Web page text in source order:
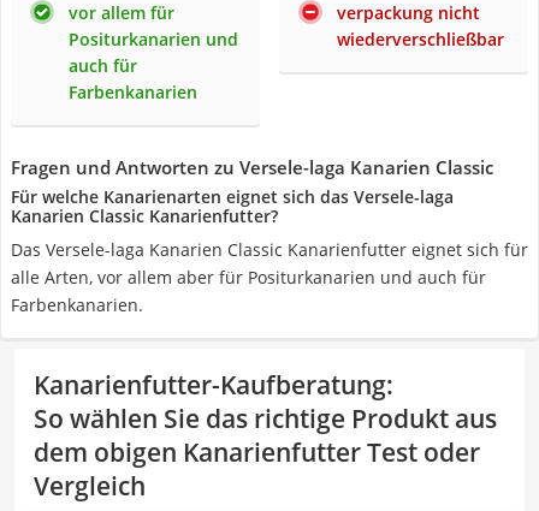
vor allem für
Positurkanarien und
auch für
Farbenkanarien
verpackung nicht
wiederverschließbar
Fragen und Antworten zu Versele-laga Kanarien Classic
Für welche Kanarienarten eignet sich das Versele-laga
Kanarien Classic Kanarienfutter?
Das Versele-laga Kanarien Classic Kanarienfutter eignet sich für
alle Arten, vor allem aber für Positurkanarien und auch für
Farbenkanarien.
Kanarienfutter-Kaufberatung:
So wählen Sie das richtige Produkt aus
dem obigen Kanarienfutter Test oder
Vergleich